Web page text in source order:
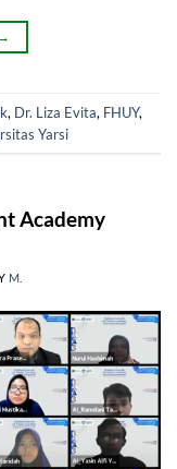
→
, Dr. Liza Evita, FHUY,
Yarsi
Academy
M.